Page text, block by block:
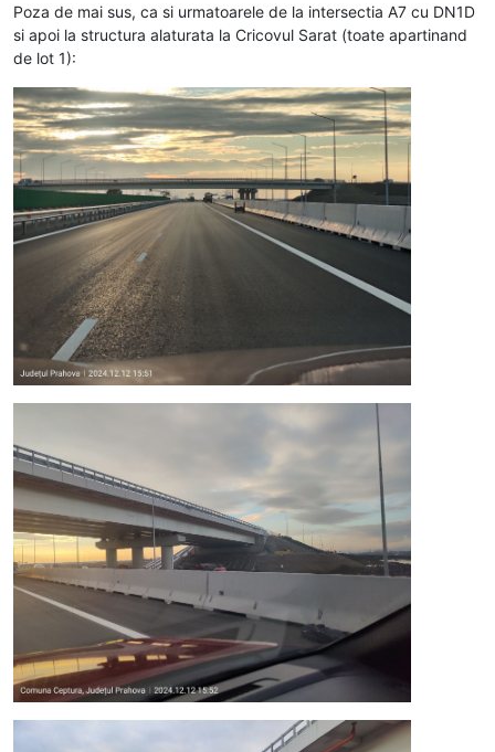
Poza de mai sus, ca si urmatoarele de la intersectia A7 cu DN1D
si apoi la structura alaturata la Cricovul Sarat (toate apartinand
de lot 1):